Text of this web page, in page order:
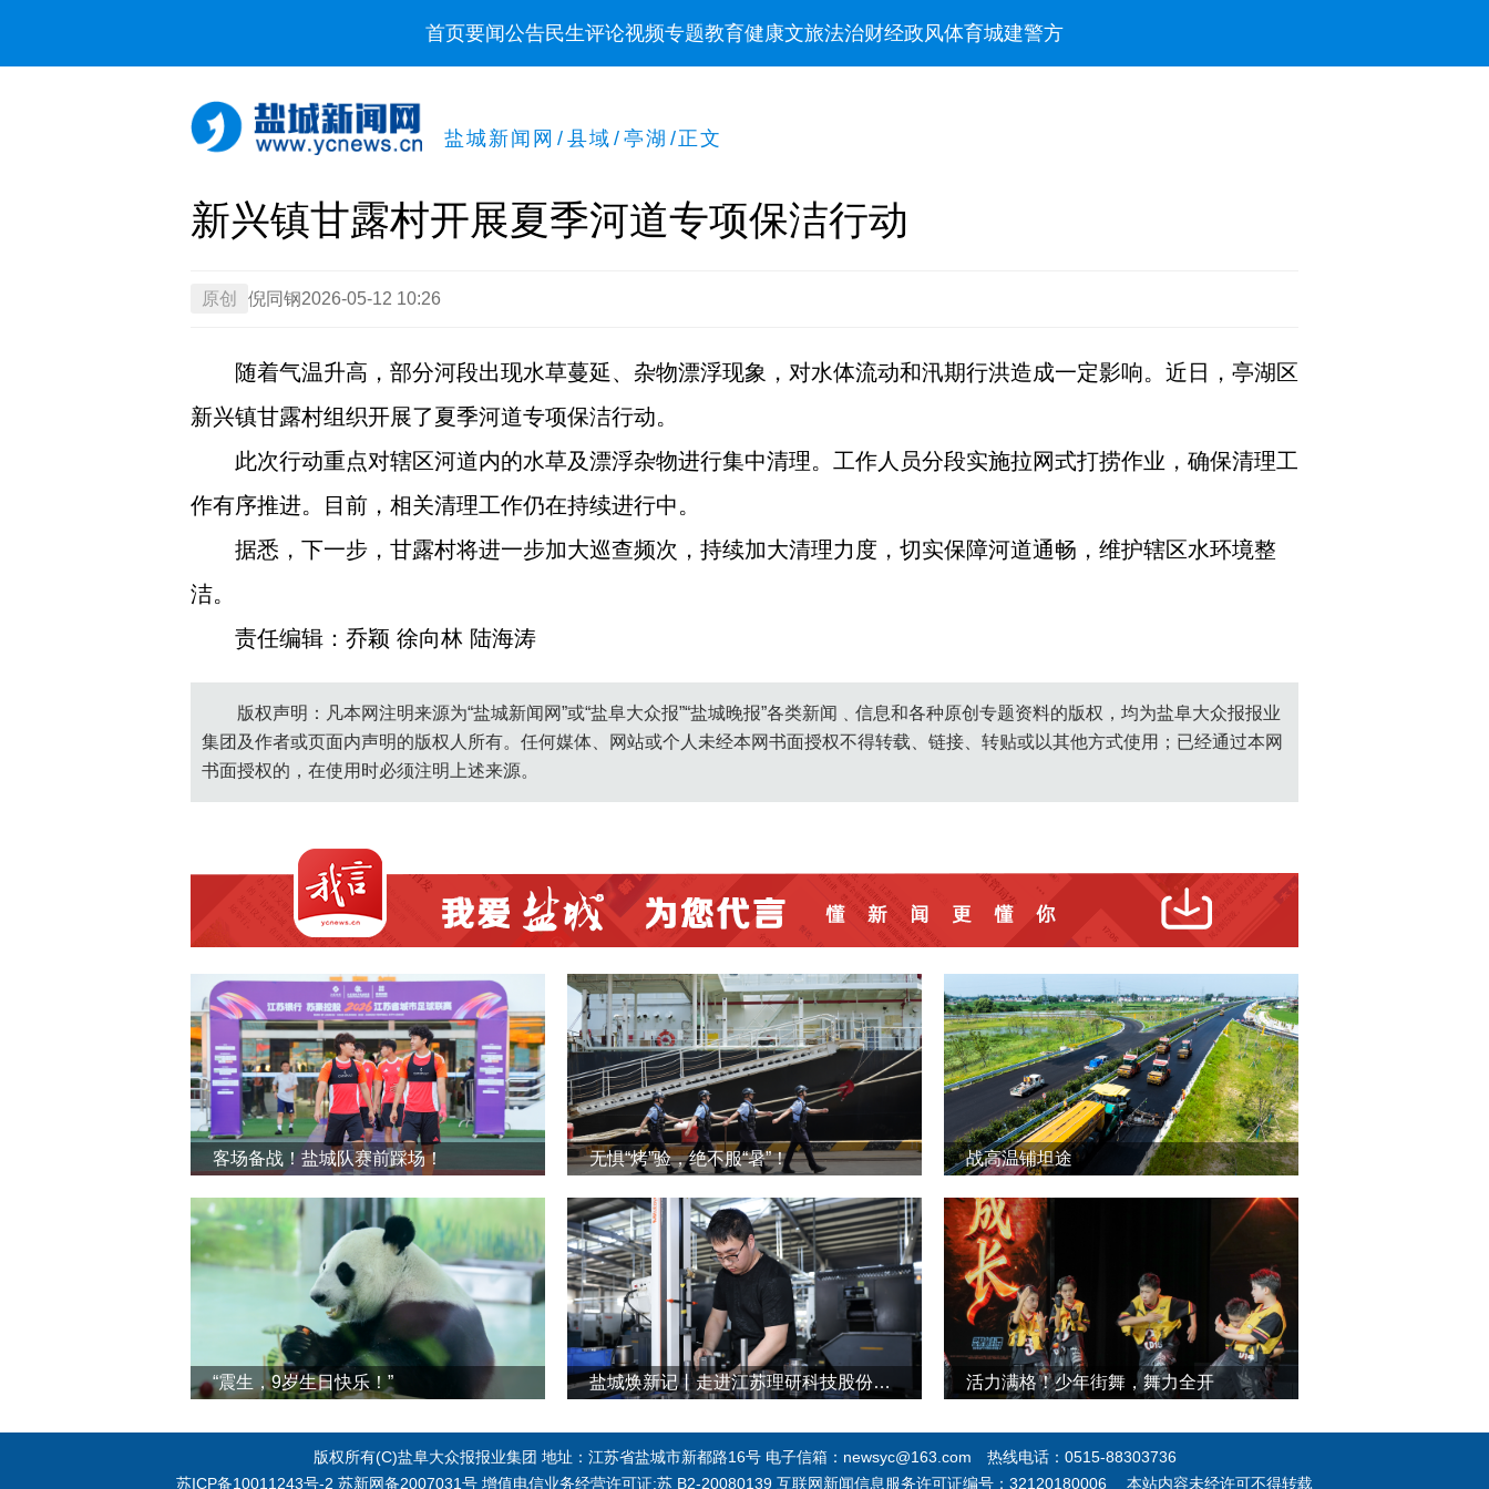
首页要闻公告民生评论视频专题教育健康文旅法治财经政风体育城建警方
盐城新闻网 / 县域 / 亭湖 /正文
新兴镇甘露村开展夏季河道专项保洁行动
原创 倪同钢2026-05-12 10:26
随着气温升高，部分河段出现水草蔓延、杂物漂浮现象，对水体流动和汛期行洪造成一定影响。近日，亭湖区
新兴镇甘露村组织开展了夏季河道专项保洁行动。
此次行动重点对辖区河道内的水草及漂浮杂物进行集中清理。工作人员分段实施拉网式打捞作业，确保清理工
作有序推进。目前，相关清理工作仍在持续进行中。
据悉，下一步，甘露村将进一步加大巡查频次，持续加大清理力度，切实保障河道通畅，维护辖区水环境整
洁。
责任编辑：乔颖 徐向林 陆海涛
版权声明：凡本网注明来源为“盐城新闻网”或“盐阜大众报”“盐城晚报”各类新闻﹑信息和各种原创专题资料的版权，均为盐阜大众报报业
集团及作者或页面内声明的版权人所有。任何媒体、网站或个人未经本网书面授权不得转载、链接、转贴或以其他方式使用；已经通过本网
书面授权的，在使用时必须注明上述来源。
客场备战！盐城队赛前踩场！ 无惧“烤”验，绝不服“暑”！ 战高温铺坦途
“震生，9岁生日快乐！” 盐城焕新记丨走进江苏理研科技股份有限公司 活力满格！少年街舞，舞力全开
版权所有(C)盐阜大众报报业集团 地址：江苏省盐城市新都路16号 电子信箱：newsyc@163.com 热线电话：0515-88303736
苏ICP备10011243号-2 苏新网备2007031号 增值电信业务经营许可证:苏 B2-20080139 互联网新闻信息服务许可证编号：32120180006 本站内容未经许可不得转载